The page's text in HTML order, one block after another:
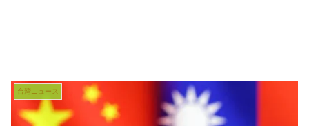
台湾ニュース